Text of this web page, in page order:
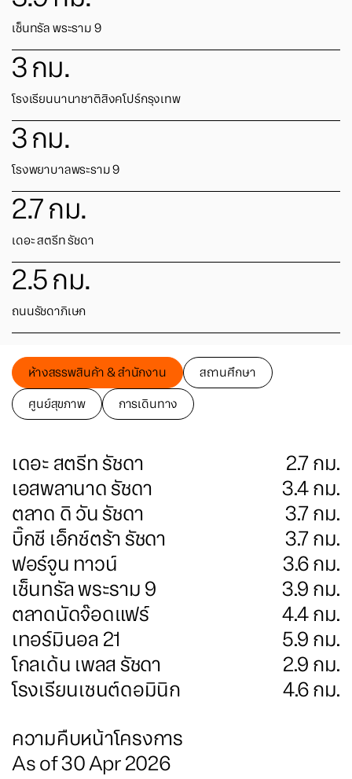
2.5กม.
ถนนรัชดาภิเษก
2.7กม.
เดอะ สตรีท รัชดา
3กม.
โรงพยาบาลพระราม 9
3กม.
โรงเรียนนานาชาติสิงคโปร์กรุงเทพ
เซ็นทรัล พระราม 9
ห้างสรรพสินค้า & สำนักงาน
สถานศึกษา
ศูนย์สุขภาพ
การเดินทาง
เดอะ สตรีท รัชดา 2.7กม.
เอสพลานาด รัชดา
3.4กม.
ตลาด ดิ วัน รัชดา
3.7กม.
บิ๊กซี เอ็กซ์ตร้า รัชดา
3.7กม.
ฟอร์จูน ทาวน์
3.6กม.
เซ็นทรัล พระราม 9
3.9 กม.
ตลาดนัดจ๊อดแฟร์
4.4กม.
เทอร์มินอล 21
5.9 กม.
โกลเด้น เพลส รัชดา
2.9 กม.
โรงเรียนเซนต์ดอมินิก
4.6กม.
ความคืบหน้าโครงการ
As of 30 Apr 2026